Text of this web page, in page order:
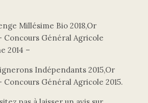
Millésime Bio 2018,Or
Concours Général Agricole
2014 –
Indépendants 2015,Or
Concours Général Agricole 2015.